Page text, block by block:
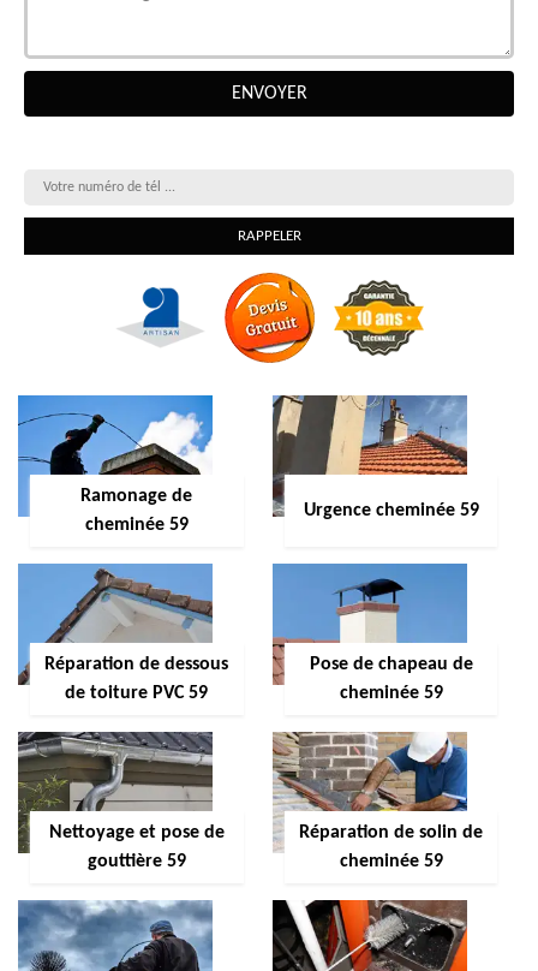
Ramonage de
cheminée 59
Urgence cheminée 59
Réparation de dessous
de toiture PVC 59
Pose de chapeau de
cheminée 59
Nettoyage et pose de
gouttière 59
Réparation de solin de
cheminée 59